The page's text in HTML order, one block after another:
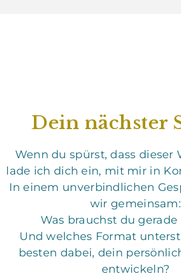
Dein nächster
Wenn du spürst, dass dieser
lade ich dich ein, mit mir in
In einem unverbindlichen
wir gemeinsam:
Was brauchst du
Und welches Format
besten dabei, dein
entwickeln?